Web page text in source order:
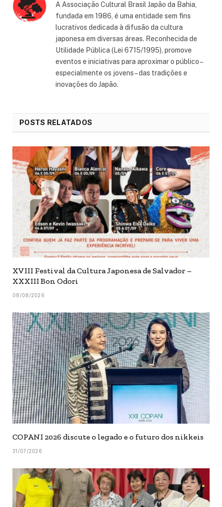
A Associação Cultural Brasil Japão da Bahia,
fundada em 1986, é uma entidade sem fins
lucrativos dedicada à difusão da cultura
japonesa em diversas áreas. Reconhecida de
Utilidade Pública (Lei 6715/1995), promove
eventos e iniciativas para aproximar o público –
especialmente os jovens – das tradições e
inovações do Japão.
POSTS RELATADOS
XVIII Festival da Cultura Japonesa de Salvador –
XXXIII Bon Odori
08/08/2026
COPANI 2026 discute o legado e o futuro dos nikkeis
31/07/2026